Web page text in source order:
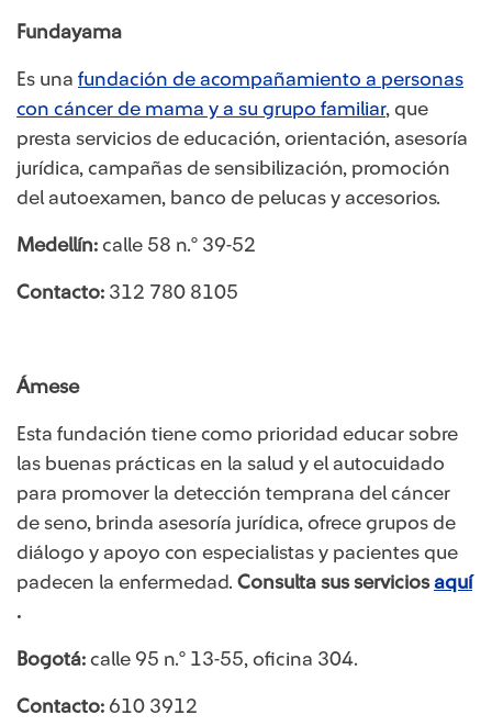
Funda​yama
Es una fundación de acompañamiento a personas
con cáncer de mama y a su grupo familiar, que
presta servicios de educación, orientación, asesoría
jurídica, campañas de sensibilización, promoción
del autoexamen, banco de pelucas y accesorios.
​Medellín: calle 58 n.° 39-52
Contacto: 312 780 8105
​Ám​ese
Esta fundación tiene como prioridad educar sobre
las buenas prácticas en la salud y el autocuidado
para promover la detección temprana del cáncer
de seno, brinda asesoría jurídica, ofrece grupos de
diálogo y apoyo con especialistas y pacientes que
padecen la enfermedad. Consulta sus serviciosaquí​
.
Bogotá: calle 95 n.° 13-55, oficina 304.
Contacto: 610 3912